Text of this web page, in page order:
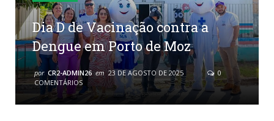
Dia D de Vacinação contra a
Dengue em Porto de Moz
por CR2-ADMIN26 em 23 DE AGOSTO DE 2025
0
COMENTÁRIOS